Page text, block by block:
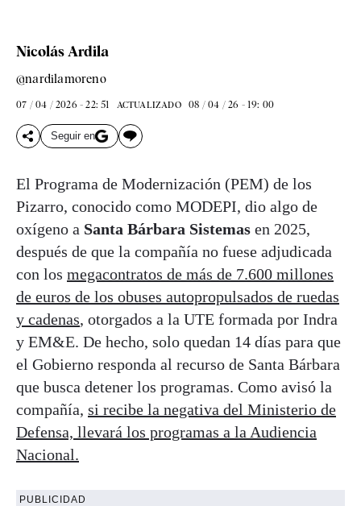
Nicolás Ardila
@nardilamoreno
07 / 04 / 2026 - 22: 51 ACTUALIZADO 08 / 04 / 26 - 19: 00
Seguir en
El Programa de Modernización (PEM) de los
Pizarro, conocido como MODEPI, dio algo de
oxígeno a Santa Bárbara Sistemas en 2025,
después de que la compañía no fuese adjudicada
con los megacontratos de más de 7.600 millones
de euros de los obuses autopropulsados de ruedas
y cadenas, otorgados a la UTE formada por Indra
y EM&E. De hecho, solo quedan 14 días para que
el Gobierno responda al recurso de Santa Bárbara
que busca detener los programas. Como avisó la
compañía, si recibe la negativa del Ministerio de
Defensa, llevará los programas a la Audiencia
Nacional.
PUBLICIDAD